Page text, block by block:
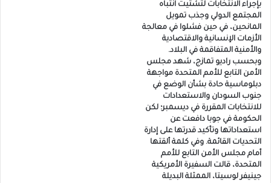
بإجراء الانتخابات لتشتيت انتباه
المجتمع الدولي وجذب تمويل
المانحين، في حين فشلوا في معالجة
الأزمات الإنسانية والاقتصادية
والأمنية المتفاقمة في البلاد.
وبحسب راديو تمازج، شهد مجلس
الأمن التابع للأمم المتحدة مواجهة
دبلوماسية حادة بشأن الوضع في
جنوب السودان والاستعدادات
للانتخابات المقررة في ديسمبر؛ لكن
الحكومة في جوبا دافعت عن
استعداداتها وتأكيد قدرتها على إدارة
التحديات القائمة. وفي كلمة ألقتها
أمام مجلس الأمن التابع للأمم
المتحدة، قالت السفيرة الأمريكية
جينيفر لوسيتا، الممثلة البديلة